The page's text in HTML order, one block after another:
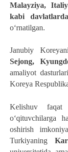
Malayziya,
kabi
oʻrnatilgan.
Janubiy
Sejong,
amaliyot
Koreya
Kelishuv faqat
o‘qituvchilarga
oshirish
Turkiyaning